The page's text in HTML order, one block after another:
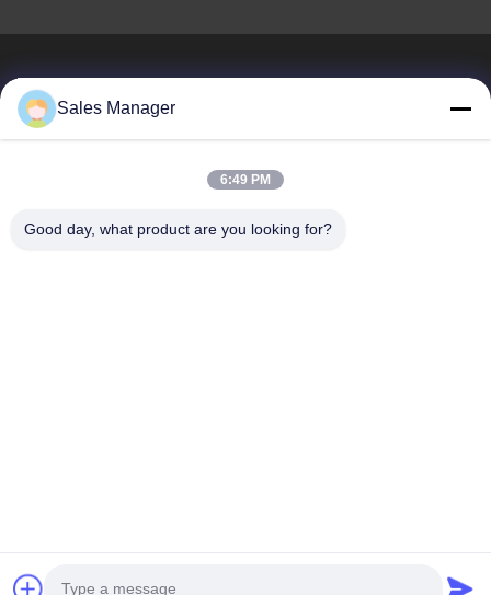
Вы не только покупаете сталь, Вы но и покупаете любовь,
Быстрые Ссылки
Sales Manager
6:49 PM
Good day, what product are you looking for?